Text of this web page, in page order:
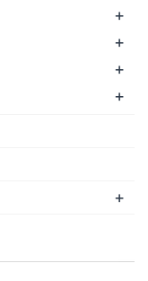
+
+
+
+
+